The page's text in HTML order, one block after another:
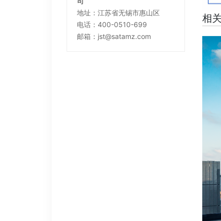
地址：江苏省无锡市惠山区
电话：400-0510-699
邮箱：jst@satamz.com
相